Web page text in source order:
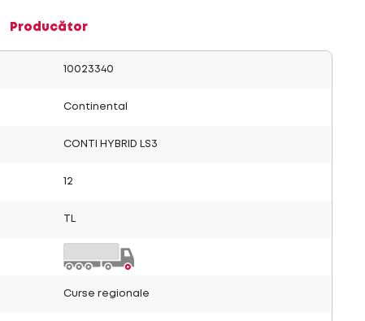
Producător
10023340
Continental
CONTI HYBRID LS3
12
Curse regionale